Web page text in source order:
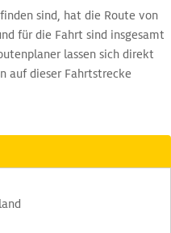
sind, hat die Route von
für die Fahrt sind insgesamt
lassen sich direkt
auf dieser Fahrtstrecke